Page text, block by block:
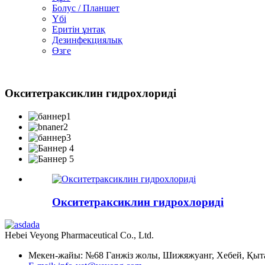
Болус / Планшет
Үбі
Еритін ұнтақ
Дезинфекциялық
Өзге
Окситетраксиклин гидрохлориді
Окситетраксиклин гидрохлориді
Hebei Veyong Pharmaceutical Co., Ltd.
Мекен-жайы: №68 Ганжіз жолы, Шижяжуанг, Хебей,